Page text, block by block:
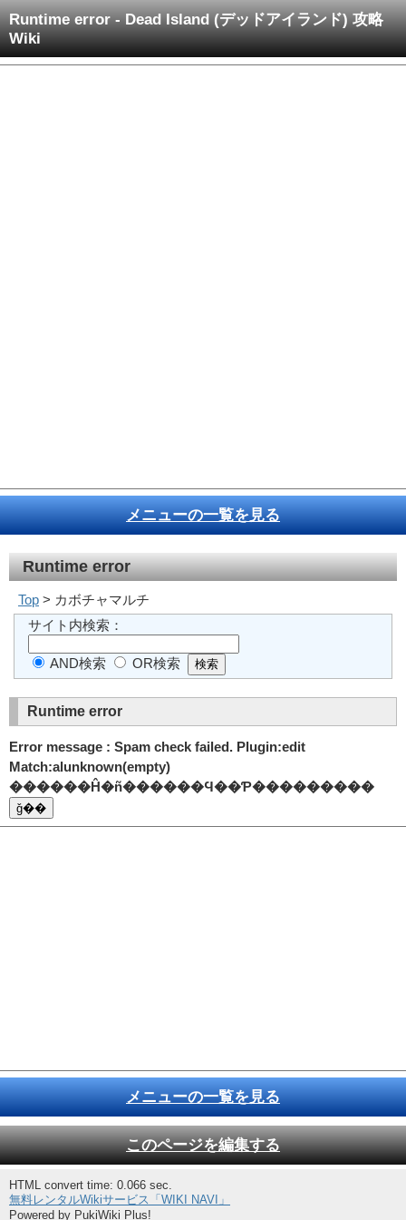
Runtime error - Dead Island (デッドアイランド) 攻略
Wiki
メニューの一覧を見る
Runtime error
Top > カボチャマルチ
サイト内検索：
AND検索 OR検索
Runtime error
Error message : Spam check failed. Plugin:edit
Match:alunknown(empty)
������Ĥ�ñ������Ϥ��Ƥ���������
メニューの一覧を見る
このページを編集する
HTML convert time: 0.066 sec.
無料レンタルWikiサービス「WIKI NAVI」
Powered by PukiWiki Plus!